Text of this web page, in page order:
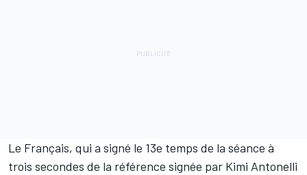
Le Français, qui a signé le 13e temps de la séance à
trois secondes de la référence signée par Kimi Antonelli